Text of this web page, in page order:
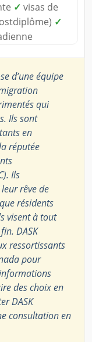
✓ visas de
✓
d’une équipe
qui
Ils sont
en
réputée
Ils
rêve de
résidents
visent à tout
DASK
ressortissants
pour
des choix en
DASK
consultation en